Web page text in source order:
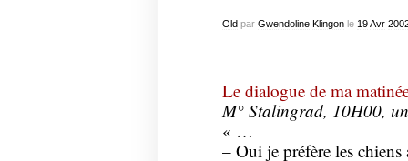
Oldpar Gwendoline Klingonle 19 Avr
Le dialogue de ma
M° Stalingrad, 10H00,
« …
– Oui je préfère les